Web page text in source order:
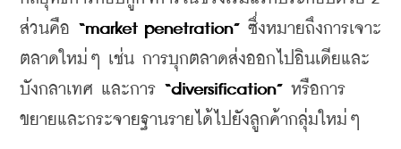
ส่วนคือ “market penetration” ซึ่งหมายถึงการเจาะ
ตลาดใหม่ๆ เช่น การบุกตลาดส่งออกไปอินเดียและ
บังกลาเทศ และการ “diversification” หรือการ
ขยายและกระจายฐานรายได้ไปยังลูกค้ากลุ่มใหม่ๆ